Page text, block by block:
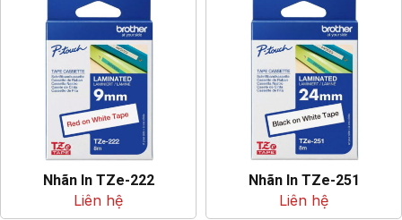
Nhãn In TZe-222
Liên hệ
Nhãn In TZe-251
Liên hệ